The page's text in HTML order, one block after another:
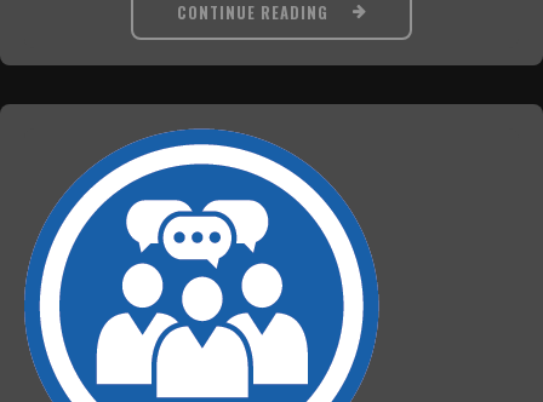
CONTINUE READING